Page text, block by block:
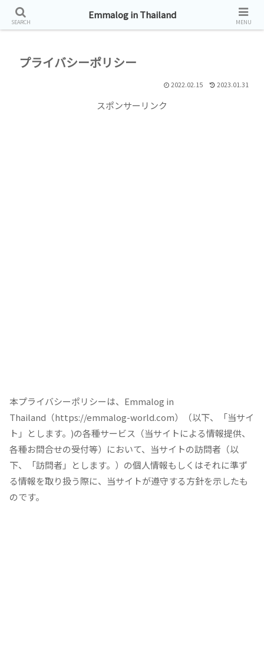
タイ帯同生活お届けしています。
プライバシーポリシー
2022.02.15 2023.01.31
スポンサーリンク
本プライバシーポリシーは、Emmalog in
Thailand（https://emmalog-world.com）（以下、「当サイ
ト」とします。)の各種サービス（当サイトによる情報提供、
各種お問合せの受付等）において、当サイトの訪問者（以
下、「訪問者」とします。）の個人情報もしくはそれに準ず
る情報を取り扱う際に、当サイトが遵守する方針を示したも
のです。
SEARCH
Emmalog in Thailand
MENU